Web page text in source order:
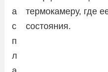
а
с
п
л
термокамеру, где
состояния.